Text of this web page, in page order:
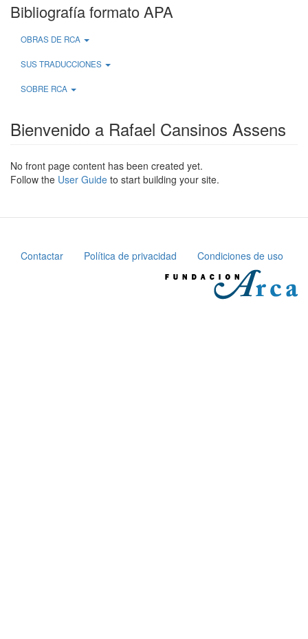
Bibliografía formato APA
OBRAS DE RCA
SUS TRADUCCIONES
SOBRE RCA
Bienvenido a Rafael Cansinos Assens
No front page content has been created yet.
Follow the User Guide to start building your site.
Pie
Contactar Política de privacidad Condiciones de uso